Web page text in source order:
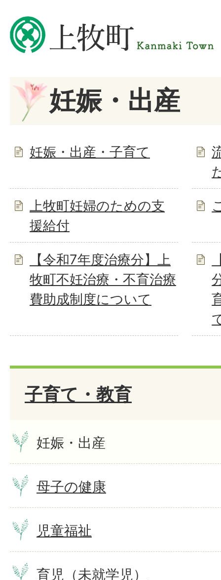
妊娠・出産
妊娠・出産・子育て
上牧町妊婦のための支
援給付
【令和7年度治療分】上
牧町不妊治療・不育治療
費助成制度について
子育て・教育
妊娠・出産
母子の健康
児童福祉
育児（未就学児）